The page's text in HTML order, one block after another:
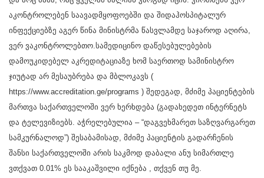
აკონტროლებენ საავადმყოფოებში და შიდაჰოსპიტალურ
ინფექციებზე აგერ წინა მინისტრმა წასვლამდე საჯაროდ აღირა,
ვერ ვაკონტროლებთო.სამედიცინო დაწესებულებების
დამოუკიდებელ აკრედიტაციაზე ხომ საერთოდ სამინისტრო
ჯიუტად არ მესაუბრება და მბლოკავს (
https://www.accreditation.ge/programs ) შედეგად, მძიმე პაციენტების
მართვა საქართველოში ვერ ხერხდება (გადახედეთ ინტერნეტს
და ტელევიზიებს. აჭრელებულია – “დაგვეხმარეთ საზღვარგარეთ
სამკურნალოდ”) შესაბამისად, მძიმე პაციენტის გადარჩენის
შანსი საქართველოში არის საკმოდ დაბალი ანუ სიმართლე
ვთქვათ 0.01% ეს სააკაშვილი იქნება , თქვენ თუ მე.